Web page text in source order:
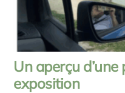
Un aperçu
exposition